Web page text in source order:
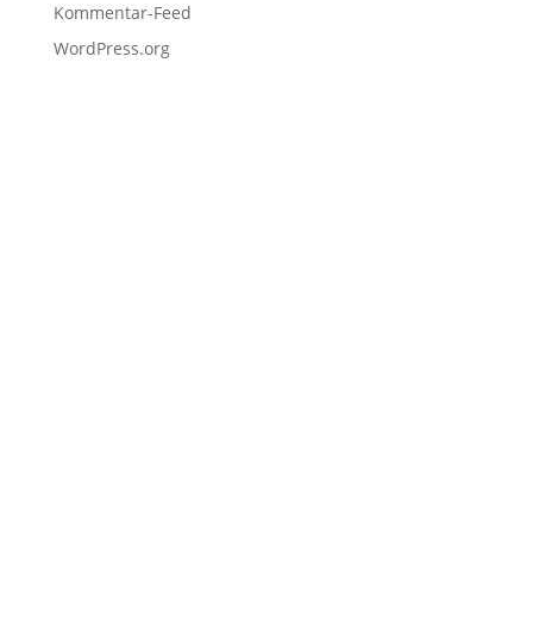
Kommentar-Feed
WordPress.org